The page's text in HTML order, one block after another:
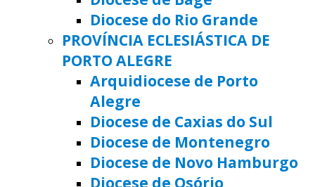
Diocese do Rio Grande
PROVÍNCIA ECLESIÁSTICA DE
PORTO ALEGRE
Arquidiocese de Porto
Alegre
Diocese de Caxias do Sul
Diocese de Montenegro
Diocese de Novo Hamburgo
Diocese de Osório